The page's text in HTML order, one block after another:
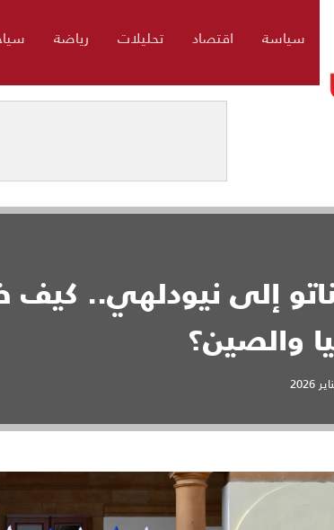
سياسة اقتصاد تحليلات رياضة
إلى نيودلهي.. كيف
والصين؟